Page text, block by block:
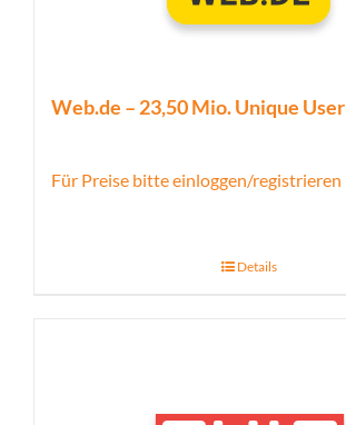
Web.de – 23,50 Mio. Unique User
Für Preise bitte einloggen/registrieren
Details